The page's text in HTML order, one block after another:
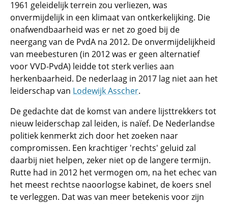
1961 geleidelijk terrein zou verliezen, was
onvermijdelijk in een klimaat van ontkerkelijking. Die
onafwendbaarheid was er net zo goed bij de
neergang van de PvdA na 2012. De onvermijdelijkheid
van meebesturen (in 2012 was er geen alternatief
voor VVD-PvdA) leidde tot sterk verlies aan
herkenbaarheid. De nederlaag in 2017 lag niet aan het
leiderschap van Lodewijk Asscher.
De gedachte dat de komst van andere lijsttrekkers tot
nieuw leiderschap zal leiden, is naïef. De Nederlandse
politiek kenmerkt zich door het zoeken naar
compromissen. Een krachtiger 'rechts' geluid zal
daarbij niet helpen, zeker niet op de langere termijn.
Rutte had in 2012 het vermogen om, na het echec van
het meest rechtse naoorlogse kabinet, de koers snel
te verleggen. Dat was van meer betekenis voor zijn